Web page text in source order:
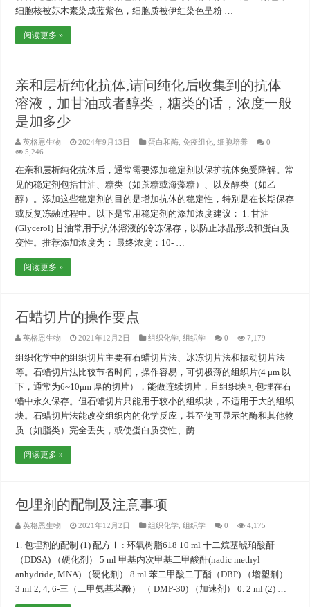
细胞核被苏木素染成蓝紫色，细胞质被伊红染色呈粉 …
阅读更多 »
亲和层析纯化抗体,请问纯化后收集到的抗体
溶液，加甘油或者醇类，糖类的话，浓度一般
是加多少
英格恩生物 2024年9月13日 蛋白和酶 ,免疫组化 ,细胞培养
0
5,246
在亲和层析纯化抗体后，通常需要添加稳定剂以保护抗体免受降解。常
见的稳定剂包括甘油、糖类（如蔗糖或海藻糖）、以及醇类（如乙
醇）。添加这些稳定剂的目的是增加抗体的稳定性，特别是在长期保存
或反复冻融过程中。以下是常用稳定剂的添加浓度建议： 1. 甘油
(Glycerol) 甘油常用于抗体溶液的冷冻保存，以防止冰晶形成和蛋白质
变性。推荐添加浓度为： 最终浓度：10- …
阅读更多 »
石蜡切片的操作要点
英格恩生物 2021年12月2日 组织化学 ,组织学 0 7,179
组织化学中的组织切片主要有石蜡切片法、冰冻切片法和振动切片法
等。石蜡切片法比较节省时间，操作容易，可切极薄的组织片(4 μm 以
下，通常为6~10μm 厚的切片），能做连续切片，且组织块可包埋在石
蜡中永久保存。但石蜡切片只能用于较小的组织块，不适用于大的组织
块。石蜡切片法能改变组织内的化学反应，甚至使可显示的酶和其他物
质（如脂类）完全丢失，或使蛋白质变性、酶 …
阅读更多 »
包埋剂的配制及注意事项
英格恩生物 2021年12月2日 组织化学 ,组织学 0 4,175
1. 包埋剂的配制 (1) 配方Ⅰ : 环氧树脂618 10 ml 十二烷基琥珀酸酐
（DDSA) （硬化剂） 5 ml 甲基内次甲基二甲酸酐(nadic methyl
anhydride, MNA) （硬化剂） 8 ml 苯二甲酸二丁酯（DBP) （增塑剂）
3 ml 2, 4, 6-三（二甲氨基苯酚） （ DMP-30) （加速剂） 0. 2 ml (2) …